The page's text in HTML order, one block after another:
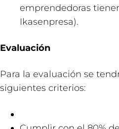
emprendedoras
Ikasenpresa).
Evaluación
Para la evaluación se
siguientes criterios: